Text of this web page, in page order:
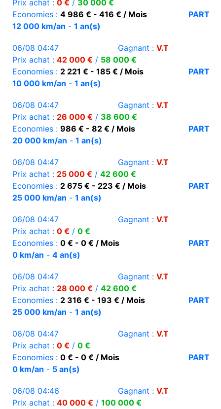
Prix achat : 0 € / 30 000 €
Economies : 4 986 € - 416 € / Mois
PART
12 000 km/an - 1 an(s)
06/08 04:47 Gagnant : V.T
Prix achat : 42 000 € / 58 000 €
Economies : 2 221 € - 185 € / Mois
PART
10 000 km/an - 1 an(s)
06/08 04:47 Gagnant : V.T
Prix achat : 26 000 € / 38 600 €
Economies : 986 € - 82 € / Mois
PART
20 000 km/an - 1 an(s)
06/08 04:47 Gagnant : V.T
Prix achat : 25 000 € / 42 600 €
Economies : 2 675 € - 223 € / Mois
PART
25 000 km/an - 1 an(s)
06/08 04:47 Gagnant : V.T
Prix achat : 0 € / 0 €
Economies : 0 € - 0 € / Mois
PART
0 km/an - 4 an(s)
06/08 04:47 Gagnant : V.T
Prix achat : 28 000 € / 42 600 €
Economies : 2 316 € - 193 € / Mois
PART
25 000 km/an - 1 an(s)
06/08 04:47 Gagnant : V.T
Prix achat : 0 € / 0 €
Economies : 0 € - 0 € / Mois
PART
0 km/an - 5 an(s)
06/08 04:46 Gagnant : V.T
Prix achat : 40 000 € / 100 000 €